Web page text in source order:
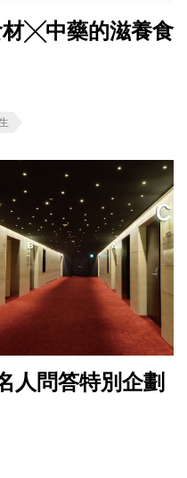
╳中藥的滋養食
人問答特別企劃